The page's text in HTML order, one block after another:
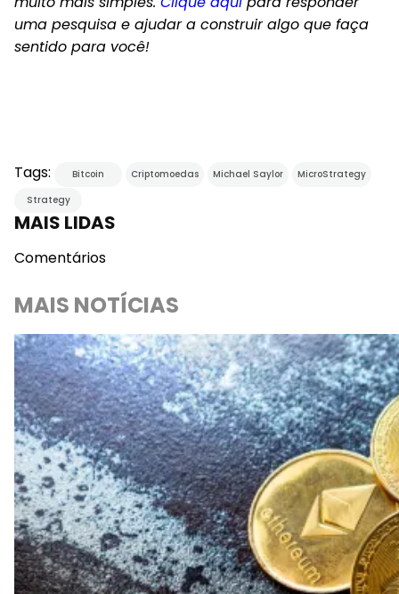
uma pesquisa e ajudar a construir algo que faça
sentido para você!
Tags: Bitcoin Criptomoedas Michael Saylor
MicroStrategy
Strategy
MAIS LIDAS
Comentários
MAIS NOTÍCIAS